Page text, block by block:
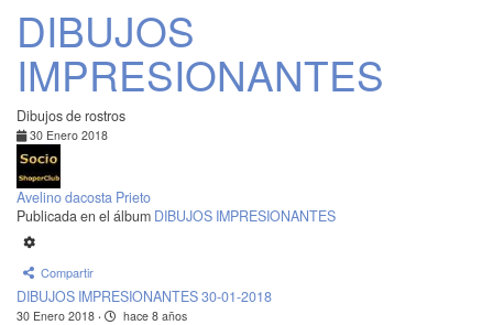
DIBUJOS
IMPRESIONANTES
Dibujos de rostros
30 Enero 2018
Avelino dacosta Prieto
Publicada en el álbum DIBUJOS IMPRESIONANTES
Compartir
DIBUJOS IMPRESIONANTES 30-01-2018
30 Enero 2018 · hace 8 años